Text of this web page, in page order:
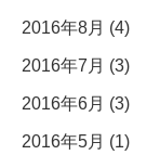
2016年8月 (4)
2016年7月 (3)
2016年6月 (3)
2016年5月 (1)